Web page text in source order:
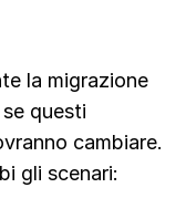
la migrazione
questi
cambiare.
gli scenari: